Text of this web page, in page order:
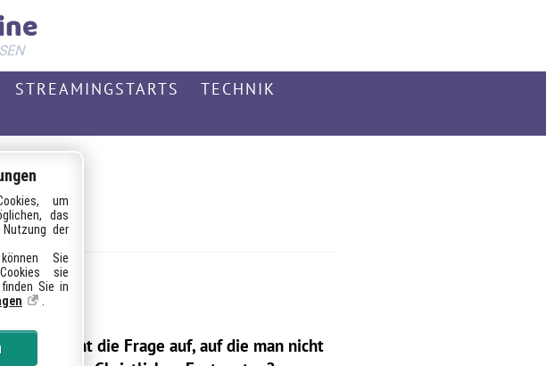
STREAMINGSTARTS
TECHNIK
keimt die Frage auf, auf die man nicht
um
das
der
Sie
sie
Sie in
.